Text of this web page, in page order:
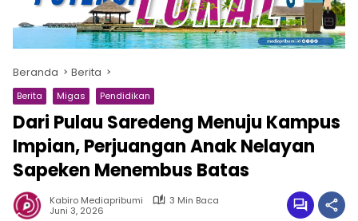
Beranda Berita
Berita Migas Pendidikan
Dari Pulau Saredeng Menuju Kampus
Impian, Perjuangan Anak Nelayan
Sapeken Menembus Batas
Kabiro Mediapribumi
3 Min Baca
Juni 3, 2026